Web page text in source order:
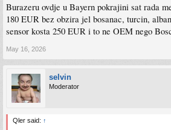
Burazeru ovdje u Bayern pokrajini sat rada
180 EUR bez obzira jel bosanac, turcin,
sensor kosta 250 EUR i to ne OEM nego
May 16, 2026
selvin
Moderator
Qler said: ↑